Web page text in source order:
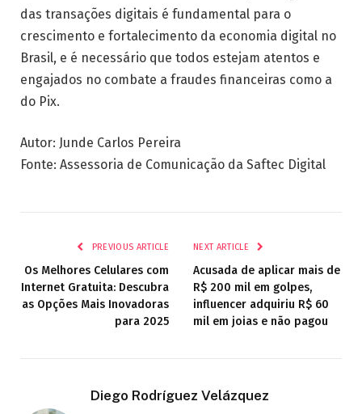
das transações digitais é fundamental para o
crescimento e fortalecimento da economia digital no
Brasil, e é necessário que todos estejam atentos e
engajados no combate a fraudes financeiras como a
do Pix.
Autor: Junde Carlos Pereira
Fonte: Assessoria de Comunicação da Saftec Digital
PREVIOUS ARTICLE
Os Melhores Celulares com
Internet Gratuita: Descubra
as Opções Mais Inovadoras
para 2025
NEXT ARTICLE
Acusada de aplicar mais de
R$ 200 mil em golpes,
influencer adquiriu R$ 60
mil em joias e não pagou
Diego Rodríguez Velázquez